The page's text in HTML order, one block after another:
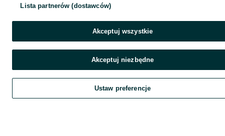
Szukaj Obserwujesz Dodaj Czat
Lista partnerów (dostawców)
Akceptuj wszystkie
Akceptuj niezbędne
Ustaw preferencje